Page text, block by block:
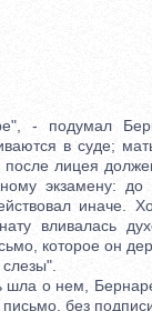
- подумал
в суде;
лицея
экзамену: до
иначе.
вливалась
которое он
о нем,
без